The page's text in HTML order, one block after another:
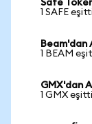
Safe
1 SAFE
Beam'dan
1 BEAM
GMX'dan
1 GMX